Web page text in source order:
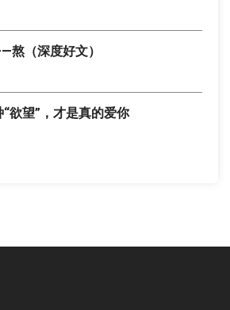
熬（深度好文）
欲望”，才是真的爱你